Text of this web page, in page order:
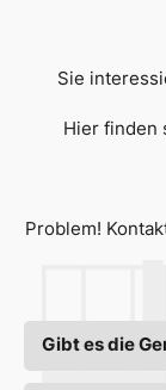
Sie
Hier finden
Problem!
Gibt es die